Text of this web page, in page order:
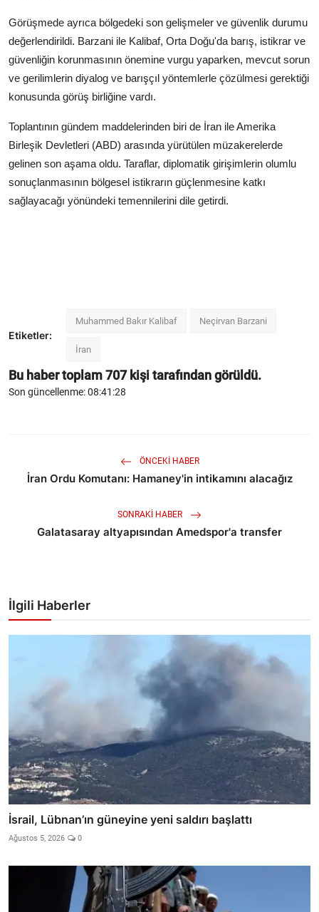
Görüşmede ayrıca bölgedeki son gelişmeler ve güvenlik durumu
değerlendirildi. Barzani ile Kalibaf, Orta Doğu'da barış, istikrar ve
güvenliğin korunmasının önemine vurgu yaparken, mevcut sorun
ve gerilimlerin diyalog ve barışçıl yöntemlerle çözülmesi gerektiği
konusunda görüş birliğine vardı.
Toplantının gündem maddelerinden biri de İran ile Amerika
Birleşik Devletleri (ABD) arasında yürütülen müzakerelerde
gelinen son aşama oldu. Taraflar, diplomatik girişimlerin olumlu
sonuçlanmasının bölgesel istikrarın güçlenmesine katkı
sağlayacağı yönündeki temennilerini dile getirdi.
Etiketler:
Muhammed Bakır Kalibaf Neçirvan Barzani
İran
Bu haber toplam707kişi tarafından görüldü.
Son güncellenme: 08:41:28
ÖNCEKI HABER
İran Ordu Komutanı: Hamaney'in intikamını alacağız
SONRAKI HABER
Galatasaray altyapısından Amedspor'a transfer
İlgili Haberler
İsrail, Lübnan’ın güneyine yeni saldırı başlattı
Ağustos 5, 2026 0